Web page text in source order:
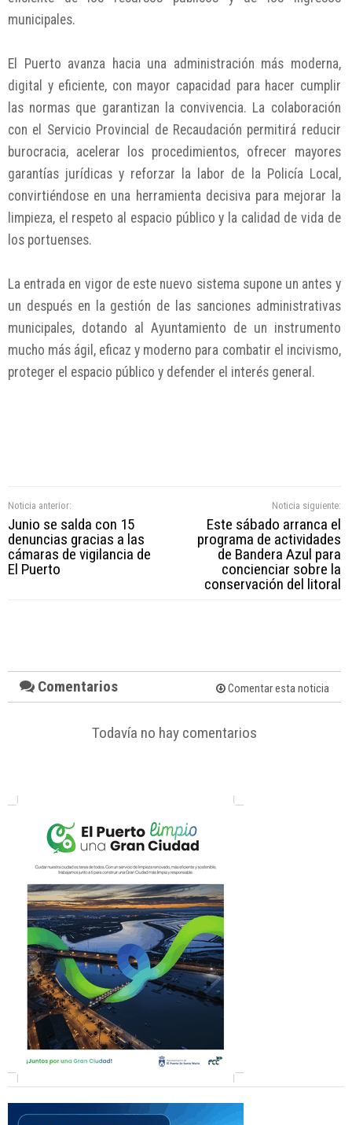
municipales.
El Puerto avanza hacia una administración más moderna,
digital y eficiente, con mayor capacidad para hacer cumplir
las normas que garantizan la convivencia. La colaboración
con el Servicio Provincial de Recaudación permitirá reducir
burocracia, acelerar los procedimientos, ofrecer mayores
garantías jurídicas y reforzar la labor de la Policía Local,
convirtiéndose en una herramienta decisiva para mejorar la
limpieza, el respeto al espacio público y la calidad de vida de
los portuenses.
La entrada en vigor de este nuevo sistema supone un antes y
un después en la gestión de las sanciones administrativas
municipales, dotando al Ayuntamiento de un instrumento
mucho más ágil, eficaz y moderno para combatir el incivismo,
proteger el espacio público y defender el interés general.
Noticia anterior:
Junio se salda con 15
denuncias gracias a las
cámaras de vigilancia de
El Puerto
Noticia siguiente:
Este sábado arranca el
programa de actividades
de Bandera Azul para
concienciar sobre la
conservación del litoral
Comentarios Comentar esta noticia
Todavía no hay comentarios